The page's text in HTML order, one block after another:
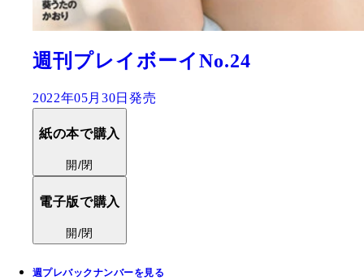
週刊プレイボーイNo.24
2022年05月30日発売
紙の本で購入
開/閉
電子版で購入
開/閉
週プレバックナンバーを見る